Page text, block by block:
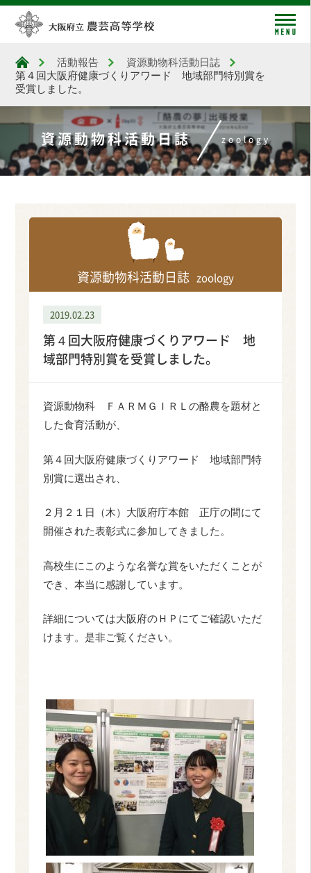
大阪府立農芸高等学校
活動報告
資源動物科活動日誌
第４回大阪府健康づくりアワード 地域部門特別賞を
受賞しました。
資源動物科活動日誌 zoology
資源動物科活動日誌 zoology
2019.02.23
第４回大阪府健康づくりアワード 地
域部門特別賞を受賞しました。
資源動物科 ＦＡＲＭＧＩＲＬの酪農を題材と
した食育活動が、
第４回大阪府健康づくりアワード 地域部門特
別賞に選出され、
２月２１日（木）大阪府庁本館 正庁の間にて
開催された表彰式に参加してきました。
高校生にこのような名誉な賞をいただくことが
でき、本当に感謝しています。
詳細については大阪府のＨＰにてご確認いただ
けます。是非ご覧ください。